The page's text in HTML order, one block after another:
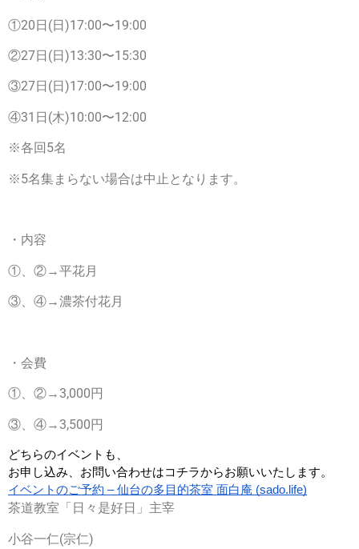
①20日(日)17:00〜19:00
②27日(日)13:30〜15:30
③27日(日)17:00〜19:00
④31日(木)10:00〜12:00
※各回5名
※5名集まらない場合は中止となります。
・内容
①、②→平花月
③、④→濃茶付花月
・会費
①、②→3,000円
③、④→3,500円
どちらのイベントも、
お申し込み、お問い合わせはコチラからお願いいたします。
イベントのご予約 – 仙台の多目的茶室 面白庵 (sado.life)
茶道教室「日々是好日」主宰
小谷一仁(宗仁)